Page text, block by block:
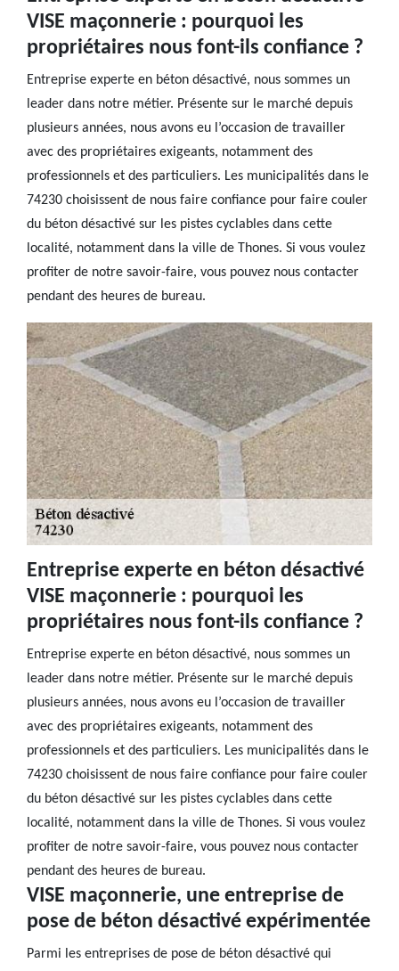
VISE maçonnerie : pourquoi les
propriétaires nous font-ils confiance ?
Entreprise experte en béton désactivé, nous sommes un
leader dans notre métier. Présente sur le marché depuis
plusieurs années, nous avons eu l’occasion de travailler
avec des propriétaires exigeants, notamment des
professionnels et des particuliers. Les municipalités dans le
74230 choisissent de nous faire confiance pour faire couler
du béton désactivé sur les pistes cyclables dans cette
localité, notamment dans la ville de Thones. Si vous voulez
profiter de notre savoir-faire, vous pouvez nous contacter
pendant des heures de bureau.
Entreprise experte en béton désactivé
VISE maçonnerie : pourquoi les
propriétaires nous font-ils confiance ?
Entreprise experte en béton désactivé, nous sommes un
leader dans notre métier. Présente sur le marché depuis
plusieurs années, nous avons eu l’occasion de travailler
avec des propriétaires exigeants, notamment des
professionnels et des particuliers. Les municipalités dans le
74230 choisissent de nous faire confiance pour faire couler
du béton désactivé sur les pistes cyclables dans cette
localité, notamment dans la ville de Thones. Si vous voulez
profiter de notre savoir-faire, vous pouvez nous contacter
pendant des heures de bureau.
VISE maçonnerie, une entreprise de
pose de béton désactivé expérimentée
Parmi les entreprises de pose de béton désactivé qui